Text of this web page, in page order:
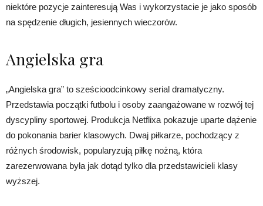
niektóre pozycje zainteresują Was i wykorzystacie je jako sposób
na spędzenie długich, jesiennych wieczorów.
Angielska gra
„Angielska gra” to sześcioodcinkowy serial dramatyczny.
Przedstawia początki futbolu i osoby zaangażowane w rozwój tej
dyscypliny sportowej. Produkcja Netflixa pokazuje uparte dążenie
do pokonania barier klasowych. Dwaj piłkarze, pochodzący z
różnych środowisk, popularyzują piłkę nożną, która
zarezerwowana była jak dotąd tylko dla przedstawicieli klasy
wyższej.